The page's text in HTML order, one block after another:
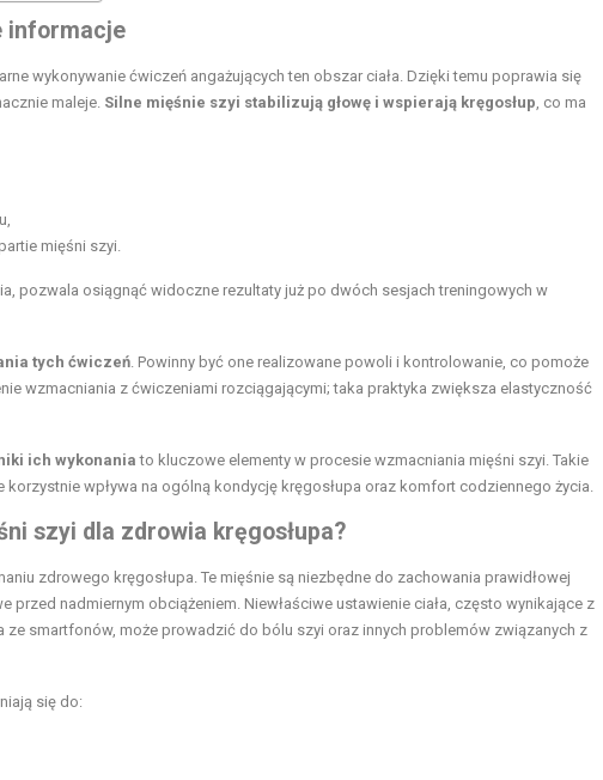
informacje
wykonywanie ćwiczeń angażujących ten obszar ciała. Dzięki temu poprawia się
maleje. Silne mięśnie szyi stabilizują głowę i wspierają kręgosłup, co ma
mięśni szyi.
pozwala osiągnąć widoczne rezultaty już po dwóch sesjach treningowych w
tych ćwiczeń. Powinny być one realizowane powoli i kontrolowanie, co pomoże
wzmacniania z ćwiczeniami rozciągającymi; taka praktyka zwiększa elastyczność
ich wykonania to kluczowe elementy w procesie wzmacniania mięśni szyi. Takie
wpływa na ogólną kondycję kręgosłupa oraz komfort codziennego życia.
szyi dla zdrowia kręgosłupa?
zdrowego kręgosłupa. Te mięśnie są niezbędne do zachowania prawidłowej
przed nadmiernym obciążeniem. Niewłaściwe ustawienie ciała, często wynikające z
ze smartfonów, może prowadzić do bólu szyi oraz innych problemów związanych z
się do: